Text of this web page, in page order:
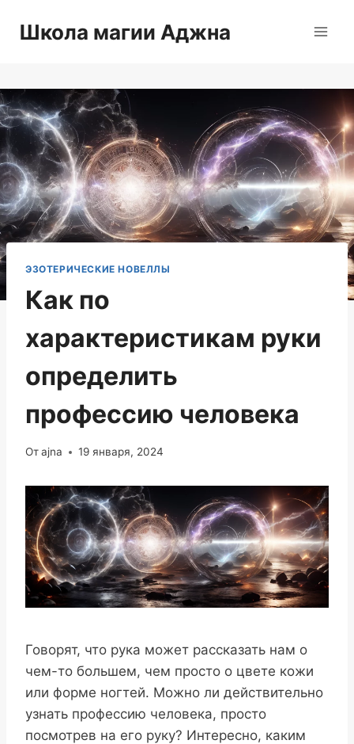
Школа магии Аджна
ЭЗОТЕРИЧЕСКИЕ НОВЕЛЛЫ
Как по
характеристикам руки
определить
профессию человека
Отajna 19 января, 2024
Говорят, что рука может рассказать нам о
чем-то большем, чем просто о цвете кожи
или форме ногтей. Можно ли действительно
узнать профессию человека, просто
посмотрев на его руку? Интересно, каким